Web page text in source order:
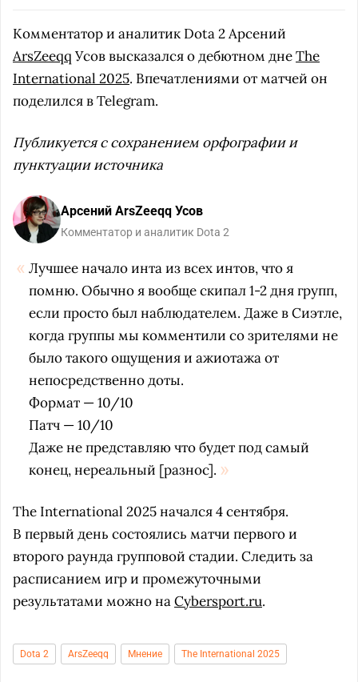
Комментатор и аналитик Dota 2 Арсений
ArsZeeqq Усов высказался о дебютном днеThe
International 2025. Впечатлениями от матчей он
поделился в Telegram.
Публикуется с сохранением орфографии и
пунктуации источника
Арсений ArsZeeqq Усов
Комментатор и аналитик Dota 2
Лучшее начало инта из всех интов, что я
помню. Обычно я вообще скипал 1-2 дня групп,
если просто был наблюдателем. Даже в Сиэтле,
когда группы мы комментили со зрителями не
было такого ощущения и ажиотажа от
непосредственно доты.
Формат — 10/10
Патч — 10/10
Даже не представляю что будет под самый
конец, нереальный [разнос].
The International 2025 начался 4 сентября.
В первый день состоялись матчи первого и
второго раунда групповой стадии. Следить за
расписанием игр и промежуточными
результатами можно наCybersport.ru.
Dota 2 ArsZeeqq Мнение The International 2025